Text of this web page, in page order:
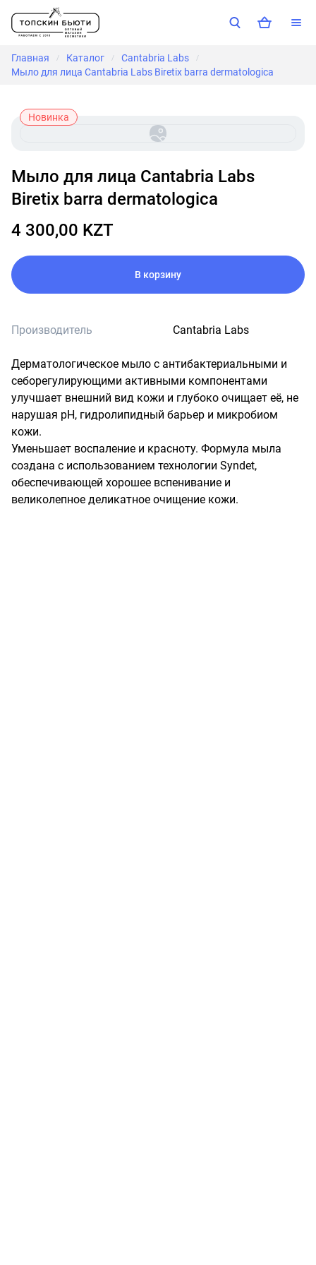
Главная / Каталог / Cantabria Labs /
Мыло для лица Cantabria Labs Biretix barra dermatologica
Новинка
Мыло для лица Cantabria Labs
Biretix barra dermatologica
4 300,00 KZT
В корзину
Производитель Cantabria Labs
Дерматологическое мыло с антибактериальными и
себорегулирующими активными компонентами
улучшает внешний вид кожи и глубоко очищает её, не
нарушая pH, гидролипидный барьер и микробиом
кожи.
Уменьшает воспаление и красноту. Формула мыла
создана с использованием технологии Syndet,
обеспечивающей хорошее вспенивание и
великолепное деликатное очищение кожи.